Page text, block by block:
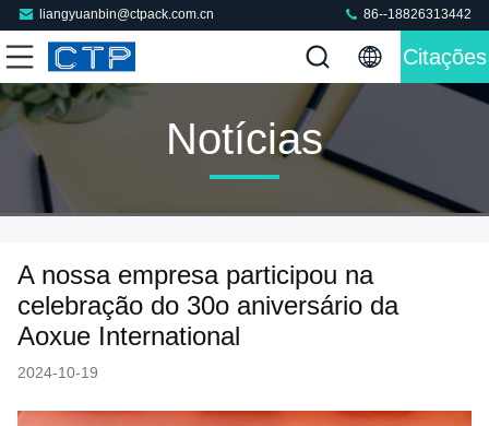
liangyuanbin@ctpack.com.cn 86--18826313442
Citações
Notícias
A nossa empresa participou na
celebração do 30o aniversário da
Aoxue International
2024-10-19